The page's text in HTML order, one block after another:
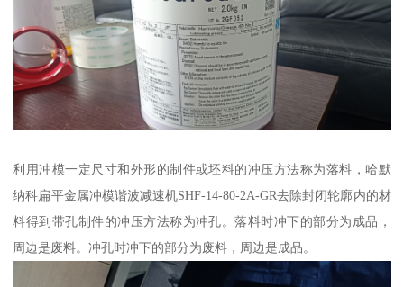
利用冲模一定尺寸和外形的制件或坯料的冲压方法称为落料，哈默
纳科扁平金属冲模谐波减速机SHF-14-80-2A-GR去除封闭轮廓内的材
料得到带孔制件的冲压方法称为冲孔。落料时冲下的部分为成品，
周边是废料。冲孔时冲下的部分为废料，周边是成品。